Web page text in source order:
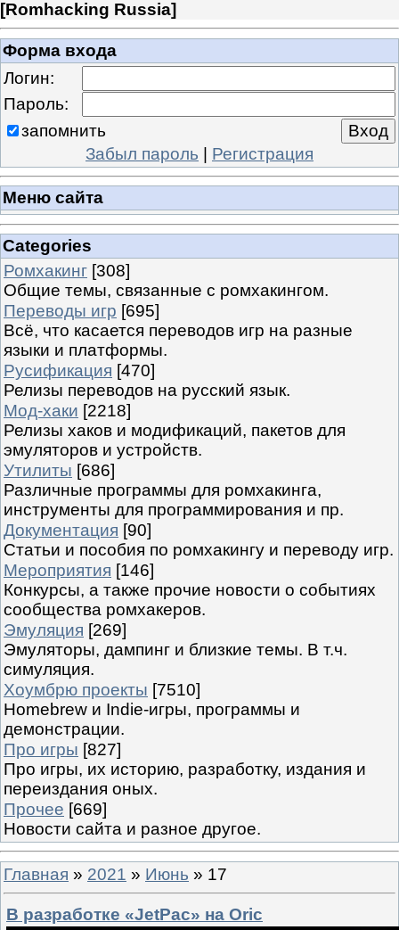
[Romhacking Russia]
Форма входа
Логин:
Пароль:
запомнить
Забыл пароль | Регистрация
Меню сайта
Categories
Ромхакинг [308]
Общие темы, связанные с ромхакингом.
Переводы игр [695]
Всё, что касается переводов игр на разные
языки и платформы.
Русификация [470]
Релизы переводов на русский язык.
Мод-хаки [2218]
Релизы хаков и модификаций, пакетов для
эмуляторов и устройств.
Утилиты [686]
Различные программы для ромхакинга,
инструменты для программирования и пр.
Документация [90]
Статьи и пособия по ромхакингу и переводу игр.
Мероприятия [146]
Конкурсы, а также прочие новости о событиях
сообщества ромхакеров.
Эмуляция [269]
Эмуляторы, дампинг и близкие темы. В т.ч.
симуляция.
Хоумбрю проекты [7510]
Homebrew и Indie-игры, программы и
демонстрации.
Про игры [827]
Про игры, их историю, разработку, издания и
переиздания оных.
Прочее [669]
Новости сайта и разное другое.
Главная » 2021 » Июнь » 17
В разработке «JetPac» на Oric